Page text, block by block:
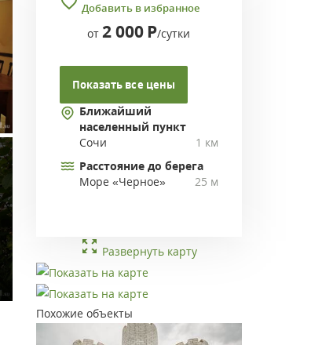
Добавить в избранное
от2 000 Р/сутки
Показать все цены
Ближайший
населенный пункт
Сочи
1 км
Расстояние до берега
Море «Черное»
25 м
Развернуть карту
Похожие объекты